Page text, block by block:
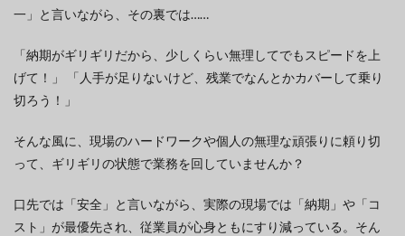
一」と言いながら、その裏では……
「納期がギリギリだから、少しくらい無理してでもスピードを上
げて！」 「人手が足りないけど、残業でなんとかカバーして乗り
切ろう！」
そんな風に、現場のハードワークや個人の無理な頑張りに頼り切
って、ギリギリの状態で業務を回していませんか？
口先では「安全」と言いながら、実際の現場では「納期」や「コ
スト」が最優先され、従業員が心身ともにすり減っている。そん